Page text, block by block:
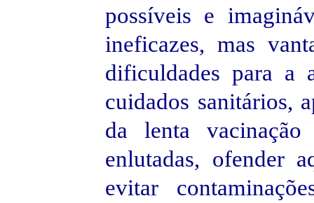
possíveis e
ineficazes, mas
dificuldades para a
cuidados sanitários,
da lenta vacinação
enlutadas, ofender
evitar